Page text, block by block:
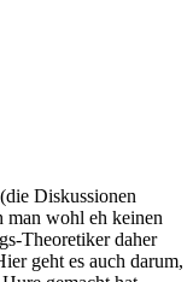
Diskussionen
man wohl eh keinen
Theoretiker daher
geht es auch darum,